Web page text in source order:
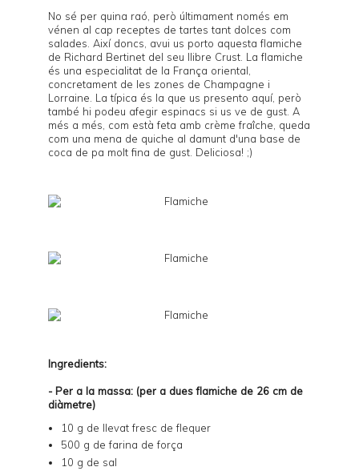
No sé per quina raó, però últimament només em
vénen al cap receptes de tartes tant dolces com
salades. Així doncs, avui us porto aquesta flamiche
de Richard Bertinet del seu llibre Crust . La flamiche
és una especialitat de la França oriental,
concretament de les zones de Champagne i
Lorraine. La típica és la que us presento aquí, però
també hi podeu afegir espinacs si us ve de gust. A
més a més, com està feta amb crème fraîche, queda
com una mena de quiche al damunt d'una base de
coca de pa molt fina de gust. Deliciosa! ;)
Ingredients:
- Per a la massa: (per a dues flamiche de 26 cm de
diàmetre)
10 g de llevat fresc de flequer
500 g de farina de força
10 g de sal